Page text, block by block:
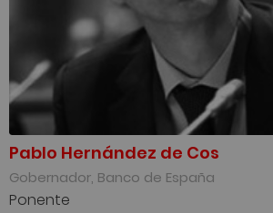
Pablo Hernández de Cos
Gobernador, Banco de España
Ponente